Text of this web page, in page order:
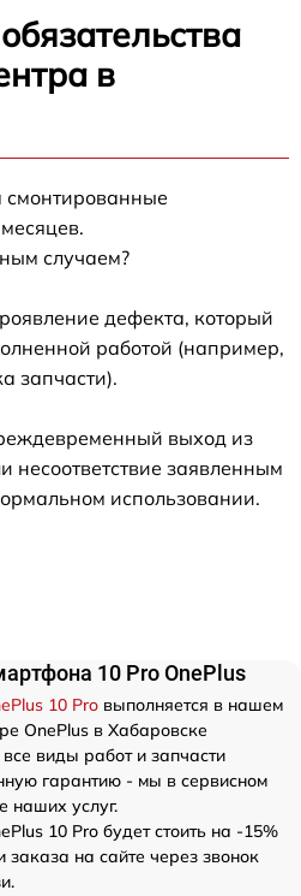
в
смонтированные
случаем?
дефекта, который
работой (например,
запчасти).
выход из
несоответствие заявленным
использовании.
10 Pro OnePlus
10 Pro выполняется в нашем
OnePlus в Хабаровске
виды работ и запчасти
гарантию - мы в сервисном
наших услуг.
10 Pro будет стоить на -15%
на сайте через звонок